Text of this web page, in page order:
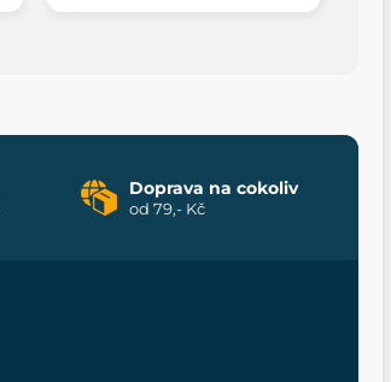
Doprava na cokoliv
od 79,- Kč